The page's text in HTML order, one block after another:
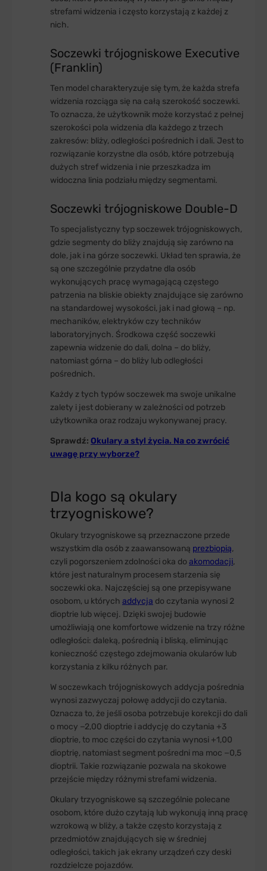
strefami widzenia i często korzystają z każdej z
nich.
Soczewki trójogniskowe Executive
(Franklin)
Ten model charakteryzuje się tym, że każda strefa
widzenia rozciąga się na całą szerokość soczewki.
To oznacza, że użytkownik może korzystać z pełnej
szerokości pola widzenia dla każdego z trzech
zakresów: bliży, odległości pośrednich i dali. Jest to
rozwiązanie korzystne dla osób, które potrzebują
dużych stref widzenia i nie przeszkadza im
widoczna linia podziału między segmentami.
Soczewki trójogniskowe Double-D
To specjalistyczny typ soczewek trójogniskowych,
gdzie segmenty do bliży znajdują się zarówno na
dole, jak i na górze soczewki. Układ ten sprawia, że
są one szczególnie przydatne dla osób
wykonujących pracę wymagającą częstego
patrzenia na bliskie obiekty znajdujące się zarówno
na standardowej wysokości, jak i nad głową – np.
mechaników, elektryków czy techników
laboratoryjnych. Środkowa część soczewki
zapewnia widzenie do dali, dolna – do bliży,
natomiast górna – do bliży lub odległości
pośrednich.
Każdy z tych typów soczewek ma swoje unikalne
zalety i jest dobierany w zależności od potrzeb
użytkownika oraz rodzaju wykonywanej pracy.
Sprawdź: Okulary a styl życia. Na co zwrócić
uwagę przy wyborze?
Dla kogo są okulary
trzyogniskowe?
Okulary trzyogniskowe są przeznaczone przede
wszystkim dla osób z zaawansowaną prezbiopią,
czyli pogorszeniem zdolności oka do akomodacji,
które jest naturalnym procesem starzenia się
soczewki oka. Najczęściej są one przepisywane
osobom, u których addycja do czytania wynosi 2
dioptrie lub więcej. Dzięki swojej budowie
umożliwiają one komfortowe widzenie na trzy różne
odległości: daleką, pośrednią i bliską, eliminując
konieczność częstego zdejmowania okularów lub
korzystania z kilku różnych par.
W soczewkach trójogniskowych addycja pośrednia
wynosi zazwyczaj połowę addycji do czytania.
Oznacza to, że jeśli osoba potrzebuje korekcji do dali
o mocy −2,00 dioptrie i addycję do czytania +3
dioptrie, to moc części do czytania wynosi +1,00
dioptrię, natomiast segment pośredni ma moc −0,5
dioptrii. Takie rozwiązanie pozwala na skokowe
przejście między różnymi strefami widzenia.
Okulary trzyogniskowe są szczególnie polecane
osobom, które dużo czytają lub wykonują inną pracę
wzrokową w bliży, a także często korzystają z
przedmiotów znajdujących się w średniej
odległości, takich jak ekrany urządzeń czy deski
rozdzielcze pojazdów.